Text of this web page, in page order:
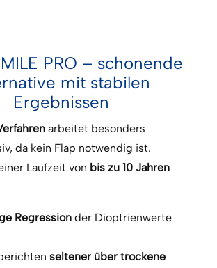
PRO – schonende
mit stabilen
Ergebnissen
arbeitet besonders
da kein Flap notwendig ist.
Laufzeit von bis zu 10 Jahren
Regressionder Dioptrienwerte
seltener über trockene